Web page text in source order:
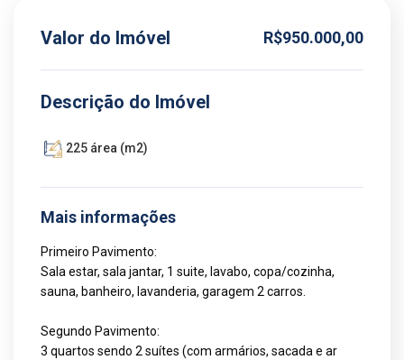
Valor do Imóvel R$950.000,00
Descrição do Imóvel
225 área (m2)
Mais informações
Primeiro Pavimento:
Sala estar, sala jantar, 1 suite, lavabo, copa/cozinha,
sauna, banheiro, lavanderia, garagem 2 carros.
Segundo Pavimento:
3 quartos sendo 2 suítes (com armários, sacada e ar